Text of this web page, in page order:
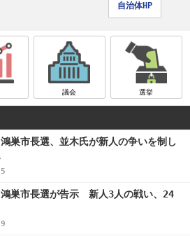
自治体HP
議会 選挙
鴻巣市長選、並木氏が新人の争いを制し
鴻巣市長選が告示 新人3人の戦い、24